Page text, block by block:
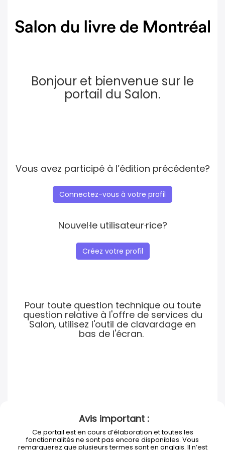
Bonjour et bienvenue sur le
portail du Salon.
Vous avez participé à l’édition précédente?
Connectez-vous à votre profil
Nouvel·le utilisateur·rice?
Créez votre profil
Pour toute question technique ou toute
question relative à l'offre de services du
Salon, utilisez l'outil de clavardage en
bas de l'écran.
Avis important :
Ce portail est en cours d’élaboration et toutes les
fonctionnalités ne sont pas encore disponibles. Vous
remarquerez que plusieurs termes sont en anglais. Il n’est